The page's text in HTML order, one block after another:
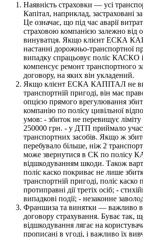
Наявність страховки — усі
Капітал, наприклад,
Це означає, що під час аварії
страховою компанією залежно від
винуватця. Якщо клієнт ЕСКА
настанні дорожньо-транспортної
випадку спрацьовує поліс КАСКО і
компенсує ремонт транспортного
договору, на яких він укладений.
Якщо клієнт ЕСКА КАПІТАЛ не
транспортній пригоді, він має
опцією прямого врегулювання
компанію по полісу цивільної
умов: - збиток не перевищує ліміту
250000 грн. - у ДТП приймало
транспортних засобів. Якщо ж
перебувало більше, ніж 2
може звернутися в СК по полісу
відшкодуванням шкоди. Також
поліс каско покриває не лише
транспортній пригоді, поліс
протиправні дії третіх осіб; -
випадкові події; - незаконне
Франшиза та винятки — важливо
договору страхування. Буває так,
відшкодування лягає на
прописані в угоді, і важливо їх